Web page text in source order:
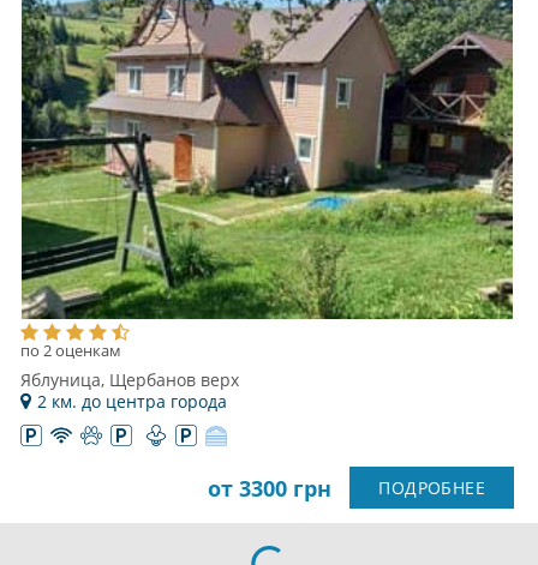
по 2 оценкам
Яблуница, Щербанов верх
2 км. до центра города
от 3300 грн ПОДРОБНЕЕ
ОТЕЛЬ GORGANY RESORT & SPA